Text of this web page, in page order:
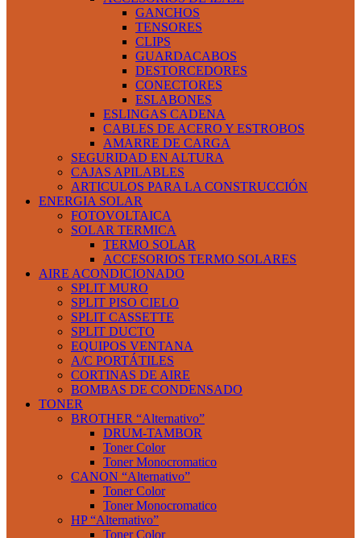
GANCHOS
TENSORES
CLIPS
GUARDACABOS
DESTORCEDORES
CONECTORES
ESLABONES
ESLINGAS CADENA
CABLES DE ACERO Y ESTROBOS
AMARRE DE CARGA
SEGURIDAD EN ALTURA
CAJAS APILABLES
ARTICULOS PARA LA CONSTRUCCIÓN
ENERGIA SOLAR
FOTOVOLTAICA
SOLAR TERMICA
TERMO SOLAR
ACCESORIOS TERMO SOLARES
AIRE ACONDICIONADO
SPLIT MURO
SPLIT PISO CIELO
SPLIT CASSETTE
SPLIT DUCTO
EQUIPOS VENTANA
A/C PORTÁTILES
CORTINAS DE AIRE
BOMBAS DE CONDENSADO
TONER
BROTHER “Alternativo”
DRUM-TAMBOR
Toner Color
Toner Monocromatico
CANON “Alternativo”
Toner Color
Toner Monocromatico
HP “Alternativo”
Toner Color